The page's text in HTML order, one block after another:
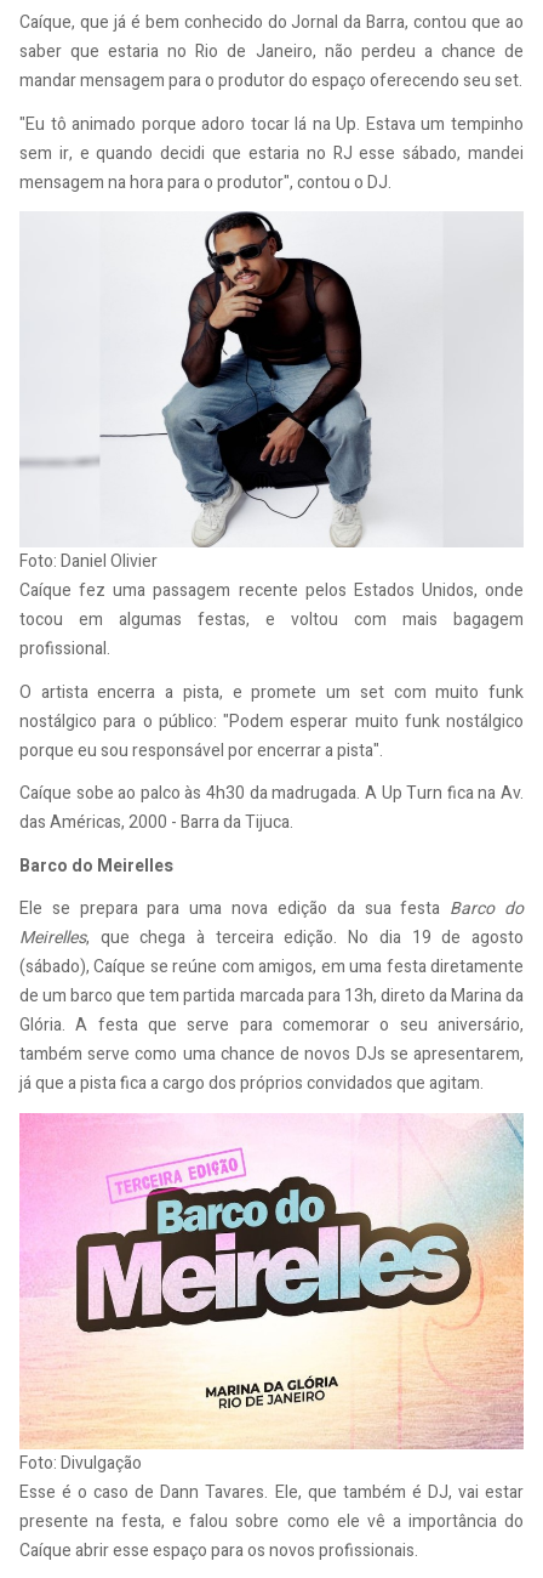
Caíque, que já é bem conhecido do Jornal da Barra, contou que ao
saber que estaria no Rio de Janeiro, não perdeu a chance de
mandar mensagem para o produtor do espaço oferecendo seu set.
"Eu tô animado porque adoro tocar lá na Up. Estava um tempinho
sem ir, e quando decidi que estaria no RJ esse sábado, mandei
mensagem na hora para o produtor", contou o DJ.
Foto: Daniel Olivier
Caíque fez uma passagem recente pelos Estados Unidos, onde
tocou em algumas festas, e voltou com mais bagagem
profissional.
O artista encerra a pista, e promete um set com muito funk
nostálgico para o público: "Podem esperar muito funk nostálgico
porque eu sou responsável por encerrar a pista".
Caíque sobe ao palco às 4h30 da madrugada. A Up Turn fica na Av.
das Américas, 2000 - Barra da Tijuca.
Barco do Meirelles
Ele se prepara para uma nova edição da sua festa Barco do
Meirelles, que chega à terceira edição. No dia 19 de agosto
(sábado), Caíque se reúne com amigos, em uma festa diretamente
de um barco que tem partida marcada para 13h, direto da Marina da
Glória. A festa que serve para comemorar o seu aniversário,
também serve como uma chance de novos DJs se apresentarem,
já que a pista fica a cargo dos próprios convidados que agitam.
Foto: Divulgação
Esse é o caso de Dann Tavares. Ele, que também é DJ, vai estar
presente na festa, e falou sobre como ele vê a importância do
Caíque abrir esse espaço para os novos profissionais.